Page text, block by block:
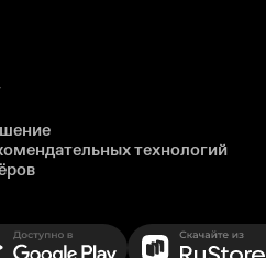
технологий